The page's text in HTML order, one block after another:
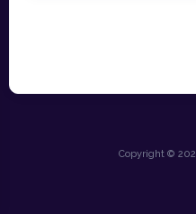
Copyright ©